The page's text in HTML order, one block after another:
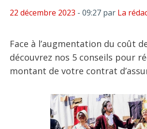
22 décembre 2023 - 09:27 par La
Face à l’augmentation du coût
découvrez nos 5 conseils pour
montant de votre contrat